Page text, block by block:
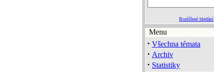
Rozšířené hledání
Menu
· Všechna témata
· Archiv
· Statistiky